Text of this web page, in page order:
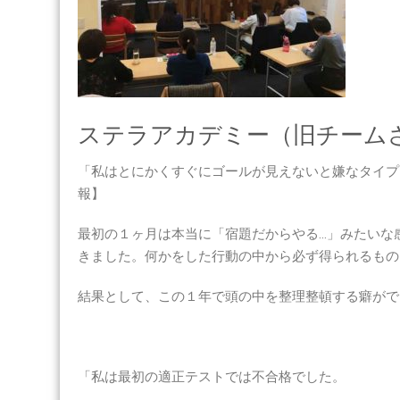
ステラアカデミー（旧チーム
「私はとにかくすぐにゴールが見えないと嫌なタ
報】
最初の１ヶ月は本当に「宿題だからやる…」みたい
きました。何かをした行動の中から必ず得られるも
結果として、この１年で頭の中を整理整頓する癖が
「私は最初の適正テストでは不合格でした。